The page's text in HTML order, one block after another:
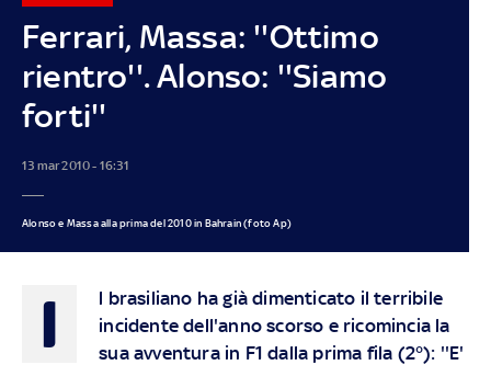
Ferrari, Massa: ''Ottimo
rientro''. Alonso: ''Siamo
forti''
13 mar 2010 - 16:31
Alonso e Massa alla prima del 2010 in Bahrain (foto Ap)
I
l brasiliano ha già dimenticato il terribile
incidente dell'anno scorso e ricomincia la
sua avventura in F1 dalla prima fila (2°): ''E'